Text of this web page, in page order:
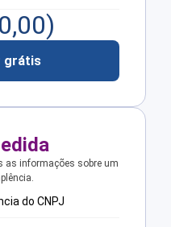
0,00)
grátis
as informações sobre um
do CNPJ